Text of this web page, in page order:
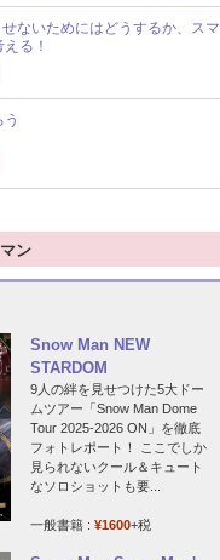
ないためにはどうするか、スマ
る！
ン
Snow Man NEW
STARDOM
9人の絆を見せつけた5大ドー
ムツアー「Snow Man Dome
Tour 2025-2026 ON」を徹底
フォトレポート！ ここでしか
見られないクール＆キュート
なソロショットも要...
一般書籍 : ¥1600+税